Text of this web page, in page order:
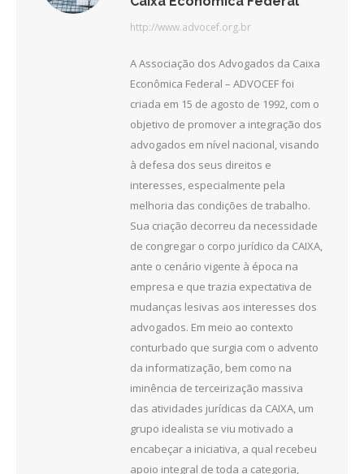
http://www.advocef.org.br
A Associação dos Advogados da Caixa
Econômica Federal – ADVOCEF foi
criada em 15 de agosto de 1992, com o
objetivo de promover a integração dos
advogados em nível nacional, visando
à defesa dos seus direitos e
interesses, especialmente pela
melhoria das condições de trabalho.
Sua criação decorreu da necessidade
de congregar o corpo jurídico da CAIXA,
ante o cenário vigente à época na
empresa e que trazia expectativa de
mudanças lesivas aos interesses dos
advogados. Em meio ao contexto
conturbado que surgia com o advento
da informatização, bem como na
iminência de terceirização massiva
das atividades jurídicas da CAIXA, um
grupo idealista se viu motivado a
encabeçar a iniciativa, a qual recebeu
apoio integral de toda a categoria,